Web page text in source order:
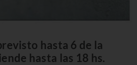
hasta 6 de la
hasta las 18 hs.